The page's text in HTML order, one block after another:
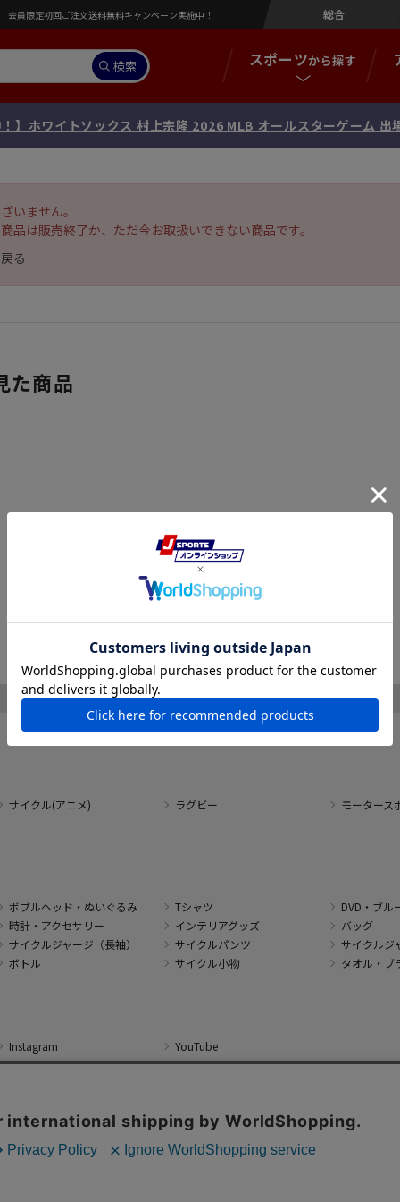
会員限定初回ご注文送料無料キャンペーン実施中！ 総合
検索 スポーツから探す
】ホワイトソックス 村上宗隆 2026 MLB オールスターゲーム 出
いません。
品は販売終了か、ただ今お取扱いできない商品です。
る
た商品
サイクル(アニメ) ラグビー モータース
ボブルヘッド・ぬいぐるみ Tシャツ
DVD・ブル
時計・アクセサリー
インテリアグッズ
バッグ
サイクルジャージ（長袖）
サイクルパンツ
サイクルジ
ボトル
サイクル小物 タオル・ブ
Instagram YouTube
J SPORTS Corporation All Rights Reserved. No reproduction or republication